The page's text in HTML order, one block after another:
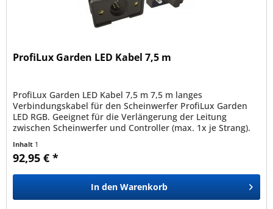
ProfiLux Garden LED Kabel 7,5 m
ProfiLux Garden LED Kabel 7,5 m 7,5 m langes
Verbindungskabel für den Scheinwerfer ProfiLux Garden
LED RGB. Geeignet für die Verlängerung der Leitung
zwischen Scheinwerfer und Controller (max. 1x je Strang).
Inhalt 1
92,95 € *
In den Warenkorb